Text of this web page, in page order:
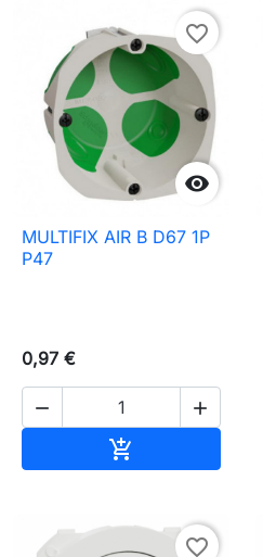

favorite_border
MULTIFIX AIR B D67 1P
P47
0,97 €
 

favorite_border